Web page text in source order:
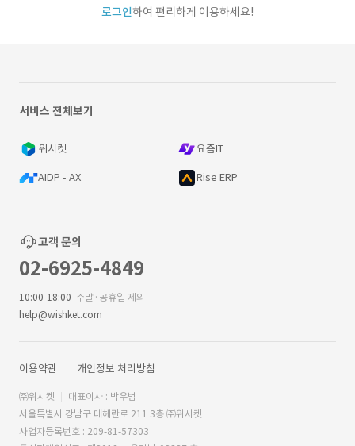
로그인하여 편리하게 이용하세요!
서비스 전체보기
위시켓 요즘IT
AIDP - AX Rise ERP
고객 문의
02-6925-4849
10:00-18:00 주말·공휴일 제외
help@wishket.com
이용약관 개인정보 처리방침
㈜위시켓
대표이사 : 박우범
서울특별시 강남구 테헤란로 211 3층 ㈜위시켓
사업자등록번호 : 209-81-57303